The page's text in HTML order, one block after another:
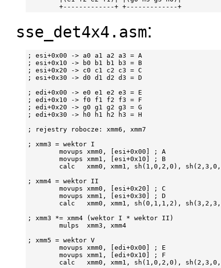
sse_det4x4.asm:
; esi+0x00 -> a0 a1 a2 a3 = A
; esi+0x10 -> b0 b1 b1 b3 = B
; esi+0x20 -> c0 c1 c2 c3 = C
; esi+0x30 -> d0 d1 d2 d3 = D
; edi+0x00 -> e0 e1 e2 e3 = E
; edi+0x10 -> f0 f1 f2 f3 = F
; edi+0x20 -> g0 g1 g2 g3 = G
; edi+0x30 -> h0 h1 h2 h3 = H
; rejestry robocze: xmm6, xmm7
; xmm3 = wektor I
        movups xmm0, [esi+0x00] ; A
        movups xmm1, [esi+0x10] ; B
calc   xmm0, xmm1, sh(1,0,2,0),
; xmm4 = wektor II
        movups xmm0, [esi+0x20] ; C
        movups xmm1, [esi+0x30] ; D
calc   xmm0, xmm1, sh(0,1,1,2),
; xmm3 *= xmm4 (wektor I * wektor II)
        mulps  xmm3, xmm4
; xmm5 = wektor V
        movups xmm0, [edi+0x00] ; E
        movups xmm1, [edi+0x10] ; F
calc   xmm0, xmm1, sh(1,0,2,0),